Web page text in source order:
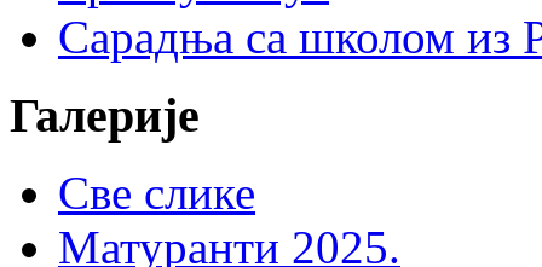
Сарадња са школом из
Галерије
Све слике
Матуранти 2025.